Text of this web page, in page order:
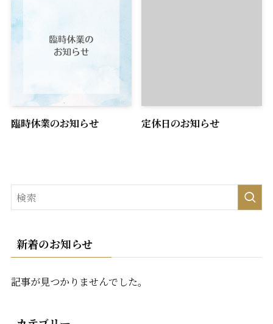
臨時休業のお知らせ 定休日のお知らせ
新着のお知らせ
記事が見つかりませんでした。